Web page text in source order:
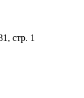
стр. 1